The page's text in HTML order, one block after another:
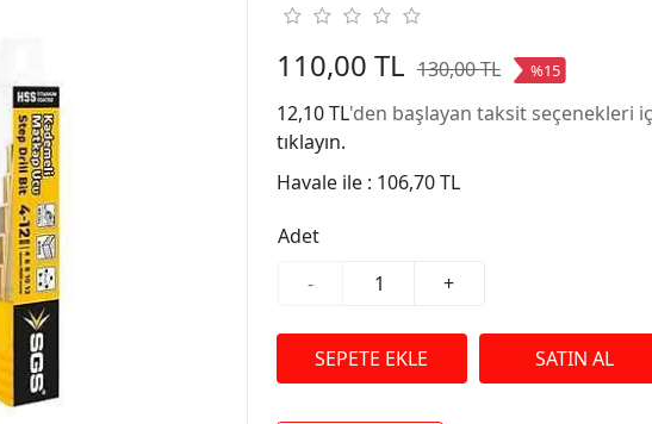
110,00 TL 130,00 TL %15
12,10 TL'den başlayan taksit seçenekleri
tıklayın.
Havale ile : 106,70 TL
Adet
-
+